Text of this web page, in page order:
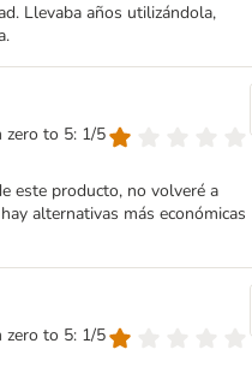
Llevaba años utilizándola,
zero to 5: 1/5
este producto, no volveré a
alternativas más económicas
zero to 5: 1/5